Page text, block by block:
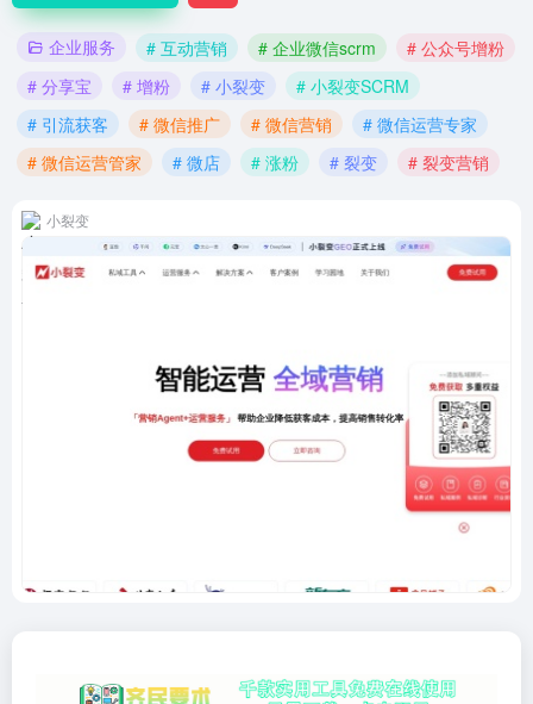
企业服务 # 互动营销 # 企业微信scrm
# 公众号增粉
# 分享宝
# 增粉 # 小裂变
# 小裂变SCRM
# 引流获客
# 微信推广 # 微信营销
# 微信运营专家
# 微信运营管家
# 微店 # 涨粉 # 裂变 # 裂变营销
小裂变